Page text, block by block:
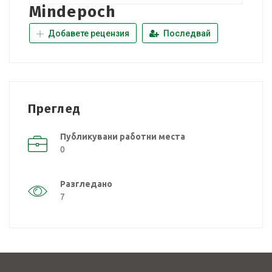
Mindepoch
Добавете рецензия Последвай
Преглед
Публикувани работни места
0
Разгледано
7